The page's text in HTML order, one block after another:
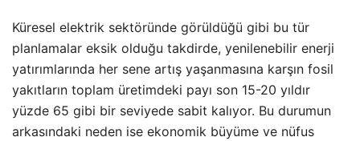
Küresel elektrik sektöründe görüldüğü gibi bu tür
planlamalar eksik olduğu takdirde, yenilenebilir enerji
yatırımlarında her sene artış yaşanmasına karşın fosil
yakıtların toplam üretimdeki payı son 15-20 yıldır
yüzde 65 gibi bir seviyede sabit kalıyor. Bu durumun
arkasındaki neden ise ekonomik büyüme ve nüfus